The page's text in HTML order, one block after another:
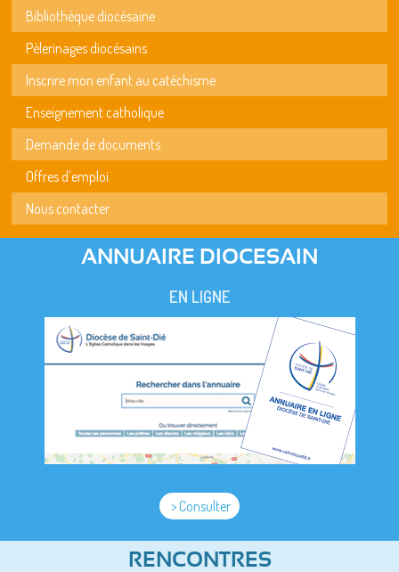
Bibliothèque diocésaine
Pèlerinages diocésains
Inscrire mon enfant au catéchisme
Enseignement catholique
Demande de documents
Offres d'emploi
Nous contacter
ANNUAIRE DIOCESAIN
EN LIGNE
> Consulter
RENCONTRES